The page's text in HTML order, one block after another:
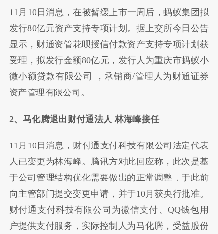
11月10日消息，在被暂缓上市一周后，蚂蚁集团拟
发行80亿元资产支持专项计划。据上交所今日公告
显示，财通资管花呗授信付款资产支持专项计划获
受理，拟发行金额80亿元，发行人为重庆市蚂蚁小
微小额贷款有限公司 ，承销商/管理人为财通证券
资产管理有限公司。
2、马化腾退出财付通法人 林海峰接任
11月10日消息，财付通支付科技有限公司法定代表
人已变更为林海峰。腾讯方对此回应称，此次是基
于公司管理结构优化需要做出的正常调整，于此前
向主管部门提交变更申请，并于10月获央行批准。
财付通支付科技有限公司为微信支付、QQ钱包用
户提供支付服务，实际控制人为马化腾，受益股份